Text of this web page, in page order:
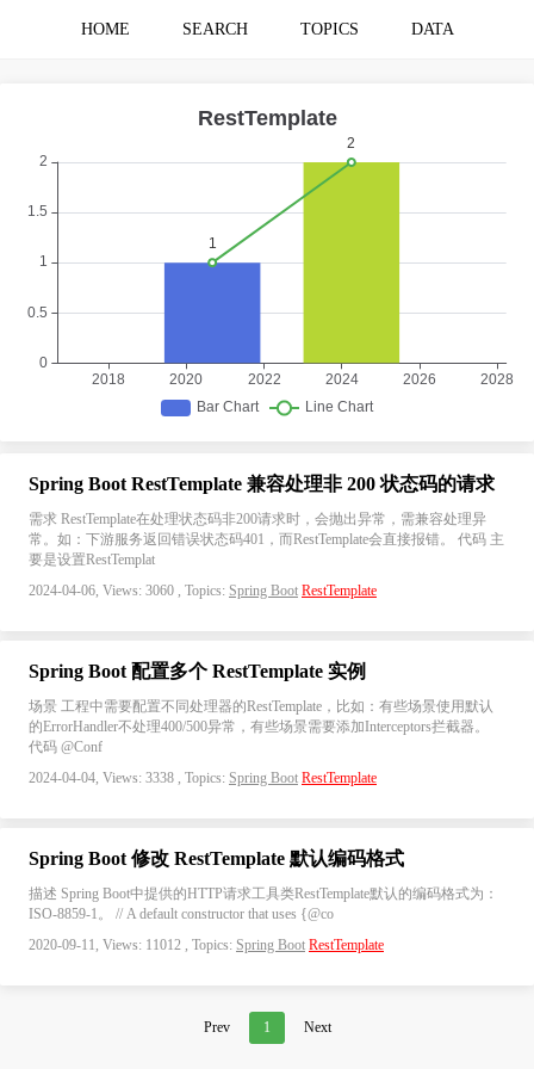
HOME SEARCH TOPICS DATA
Spring Boot RestTemplate 兼容处理非 200 状态码的请求
需求 RestTemplate在处理状态码非200请求时，会抛出异常，需兼容处理异
常。如：下游服务返回错误状态码401，而RestTemplate会直接报错。 代码 主
要是设置RestTemplat
2024-04-06, Views: 3060 , Topics: Spring Boot RestTemplate
Spring Boot 配置多个 RestTemplate 实例
场景 工程中需要配置不同处理器的RestTemplate，比如：有些场景使用默认
的ErrorHandler不处理400/500异常，有些场景需要添加Interceptors拦截器。
代码 @Conf
2024-04-04, Views: 3338 , Topics: Spring Boot RestTemplate
Spring Boot 修改 RestTemplate 默认编码格式
描述 Spring Boot中提供的HTTP请求工具类RestTemplate默认的编码格式为：
ISO-8859-1。 // A default constructor that uses {@co
2020-09-11, Views: 11012 , Topics: Spring Boot RestTemplate
Prev 1 Next